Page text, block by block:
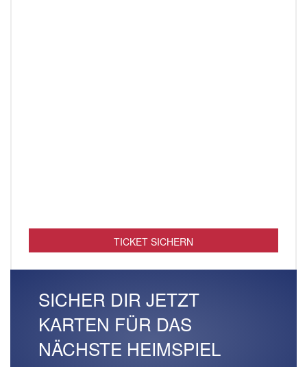
TICKET SICHERN
SICHER DIR JETZT
KARTEN FÜR DAS
NÄCHSTE HEIMSPIEL